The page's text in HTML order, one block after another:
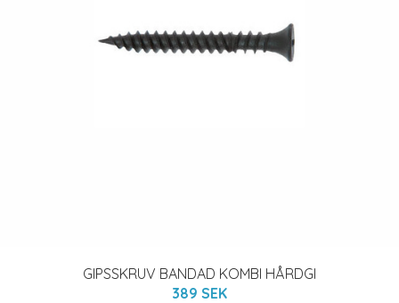
GIPSSKRUV BANDAD KOMBI HÅRDGI
389 SEK